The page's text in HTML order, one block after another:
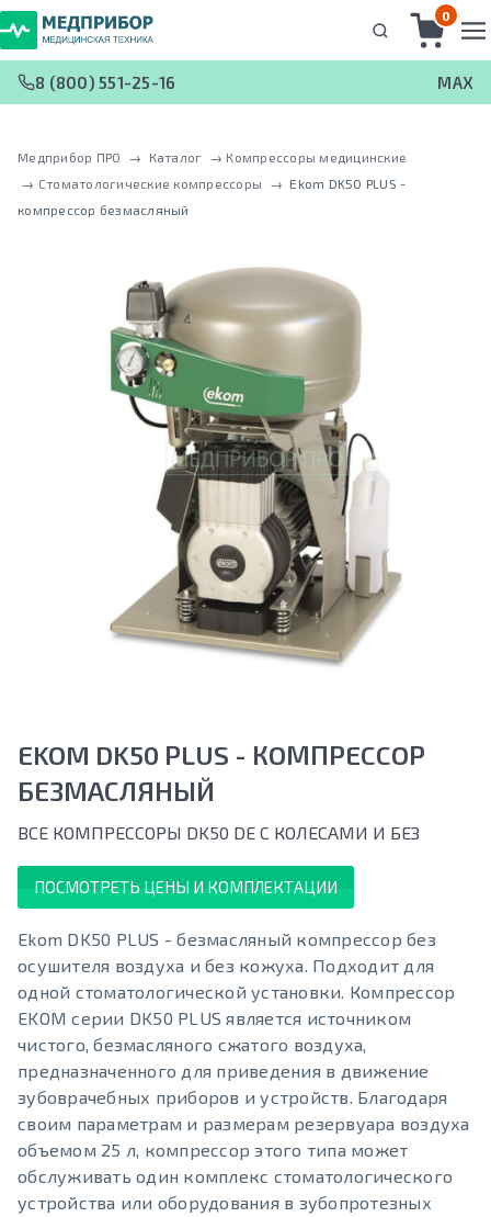
0
8 (800) 551-25-16 MAX
Медприбор ПРО → Каталог → Компрессоры медицинские
→ Стоматологические компрессоры → Ekom DK50 PLUS -
кoмпрeccoр безмасляный
EKOM DK50 PLUS - КOМПРECCOР
БЕЗМАСЛЯНЫЙ
ВСЕ КОМПРЕССОРЫ DK50 DЕ С КОЛЕСАМИ И БЕЗ
ПОСМОТРЕТЬ ЦЕНЫ И КОМПЛЕКТАЦИИ
Ekom DK50 PLUS - безмасляный компрессор без
осушителя воздуха и без кожуха. Подходит для
одной стоматологической установки. Компрессор
EKOM серии DK50 PLUS является источником
чистого, безмасляного сжатого воздуха,
предназначенного для приведения в движение
зубоврачебных приборов и устройств. Благодаря
своим параметрам и размерам резервуара воздуха
объемом 25 л, компрессор этого типа может
обслуживать один комплекс стоматологического
устройства или оборудования в зубопротезных